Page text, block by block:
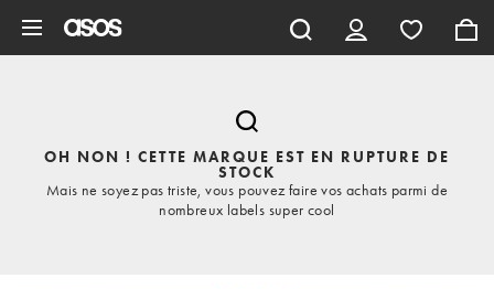
OH NON ! CETTE MARQUE EST EN RUPTURE DE
STOCK
Mais ne soyez pas triste, vous pouvez faire vos achats parmi de
nombreux labels super cool